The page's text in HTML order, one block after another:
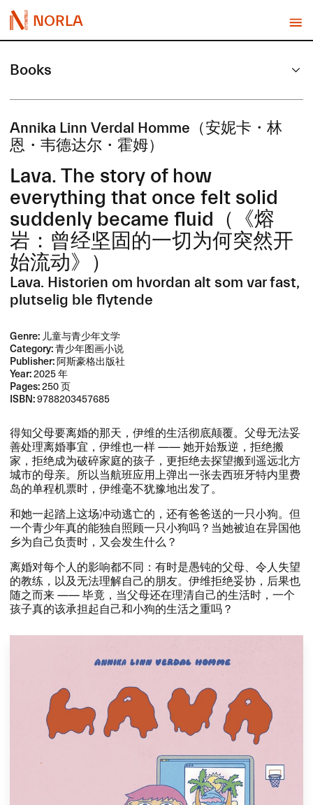
NORLA
Books
Annika Linn Verdal Homme​（安妮卡・林
恩・韦德达尔・霍姆）
Lava. The story of how
everything that once felt solid
suddenly became fluid​（《熔
岩：​曾经坚固的一切为何突然开
始流动》）
Lava. Historien om hvordan alt som var fast,
plutselig ble flytende
Genre: 儿童与青少年文学
Category:青少年图画小说
Publisher:阿斯豪格出版社
Year:2025 年
Pages:250 页
ISBN:9788203457685
​得知父母要离婚的那天，​伊维的生活彻底颠覆。​父母无法妥
善处理离婚事宜，​伊维也一样 ​—​— ​她开始叛逆，​拒绝搬
家，​拒绝成为破碎家庭的孩子，​更拒绝去探望搬到遥远北方
城市的母亲。​所以当航班应用上弹出一张去西班牙特内里费
岛的单程机票时，​伊维毫不犹豫地出发了。​​
​和她一起踏上这场冲动逃亡的，​还有爸爸送的一只小狗。​但
一个青少年真的能独自照顾一只小狗吗？​当她被迫在异国他
乡为自己负责时，​又会发生什么？​​
​离婚对每个人的影响都不同：​有时是愚钝的父母、​令人失望
的教练，​以及无法理解自己的朋友。​伊维拒绝妥协，​后果也
随之而来 ​—​— ​毕竟，​当父母还在理清自己的生活时，​一个
孩子真的该承担起自己和小狗的生活之重吗？​​